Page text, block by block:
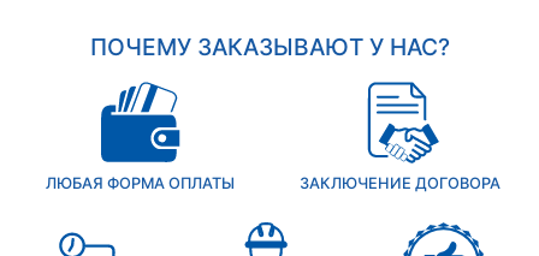
ПОЧЕМУ ЗАКАЗЫВАЮТ У НАС?
ЛЮБАЯ ФОРМА ОПЛАТЫ ЗАКЛЮЧЕНИЕ ДОГОВОРА